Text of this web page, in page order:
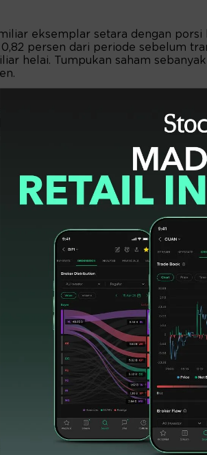
miliar eksemplar setara dengan
persen dari periode sebelum
helai. Tumpukan saham sebanyak
saham kepada peserta
dan konsultan dari GoTo Gojek
dalam prospektus initial public
Corporate Secretary GoTo
#192 Juta Lembar